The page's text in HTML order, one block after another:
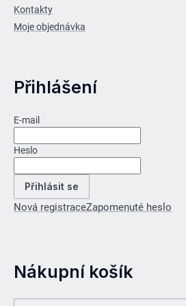
Kontakty
Moje objednávka
Přihlášení
E-mail
Heslo
Přihlásit se
Nová registraceZapomenuté heslo
Nákupní košík